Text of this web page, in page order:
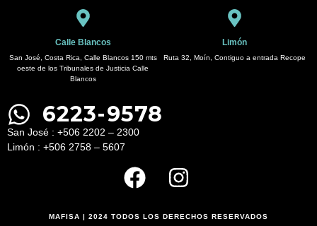
Calle Blancos
San José, Costa Rica, Calle Blancos 150 mts
oeste de los Tribunales de Justicia Calle
Blancos
Limón
Ruta 32, Moín, Contiguo a entrada Recope
6223-9578
San José : +506 2202 – 2300
Limón : +506 2758 – 5607
MAFISA | 2024 TODOS LOS DERECHOS RESERVADOS